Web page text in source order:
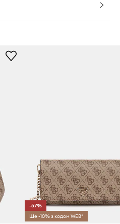
-57%
Ще -10% з кодом WEB*